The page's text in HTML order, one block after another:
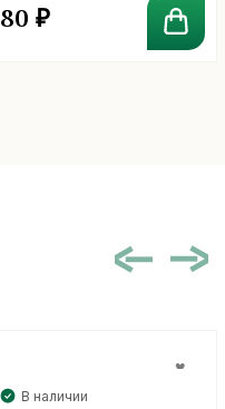
80 ₽
В наличии